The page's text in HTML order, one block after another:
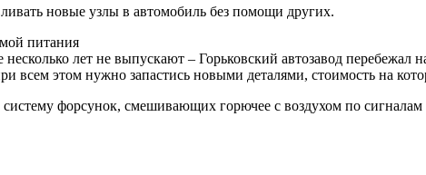
новые узлы в автомобиль без помощи других.
питания
лет не выпускают – Горьковский автозавод
всем этом нужно запастись новыми деталями, стоимость на
форсунок, смешивающих горючее с воздухом по